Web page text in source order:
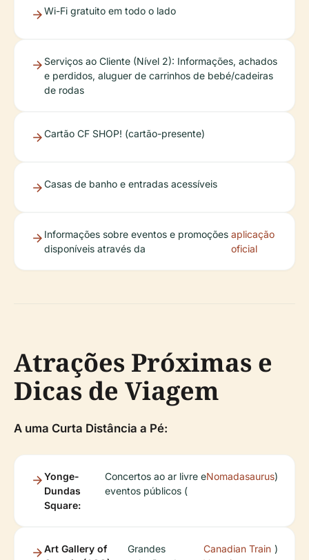
Wi-Fi gratuito em todo o lado
Serviços ao Cliente (Nível 2): Informações, achados
e perdidos, aluguer de carrinhos de bebé/cadeiras
de rodas
Cartão CF SHOP! (cartão-presente)
Casas de banho e entradas acessíveis
Informações sobre eventos e promoções
disponíveis através da
aplicação
oficial
Atrações Próximas e
Dicas de Viagem
A uma Curta Distância a Pé:
Yonge-
Dundas
Square:
Concertos ao ar livre e
eventos públicos (
Nomadasaurus)
Art Gallery of
Grandes
Canadian Train )